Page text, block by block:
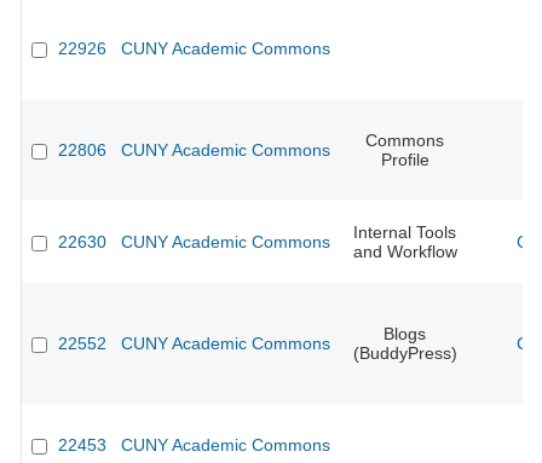
22926 CUNY Academic Commons
22806 CUNY Academic Commons
Commons
Profile
22630 CUNY Academic Commons
Internal Tools
and Workflow
22552 CUNY Academic Commons
Blogs
(BuddyPress)
22453 CUNY Academic Commons